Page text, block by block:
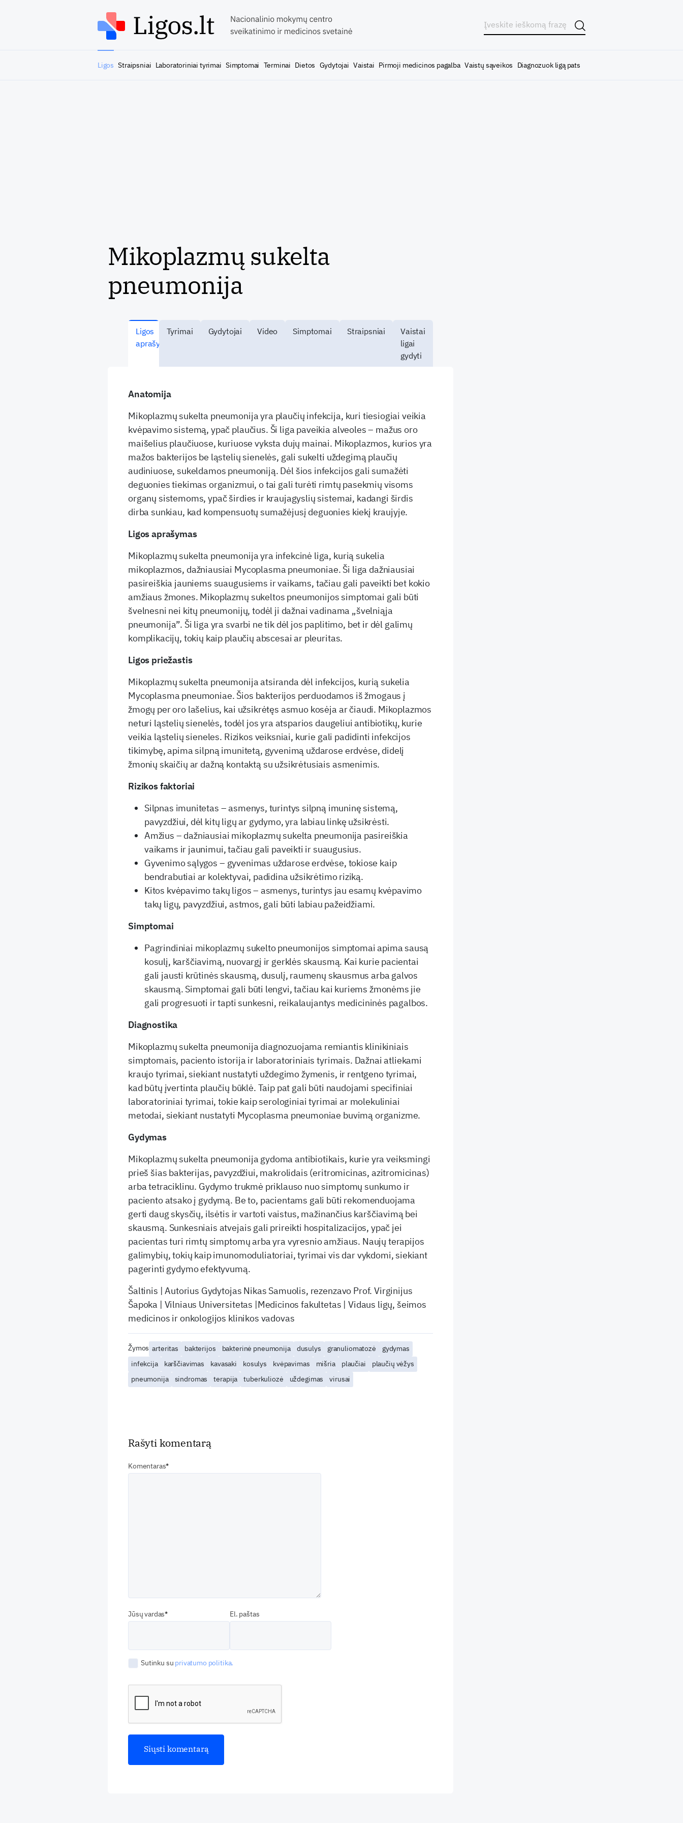
Ligos Straipsniai Laboratoriniai tyrimai Simptomai Terminai Dietos Gydytojai Vaistai Pirmoji medicinos pagalba Vaistų sąveikos Diagnozuok ligą pats
Mikoplazmų sukelta
pneumonija
Ligos
aprašymas
Tyrimai Gydytojai Video Simptomai Straipsniai
Vaistai
ligai
gydyti
Anatomija
Mikoplazmų sukelta pneumonija yra plaučių infekcija, kuri tiesiogiai veikia
kvėpavimo sistemą, ypač plaučius. Ši liga paveikia alveoles – mažus oro
maišelius plaučiuose, kuriuose vyksta dujų mainai. Mikoplazmos, kurios yra
mažos bakterijos be ląstelių sienelės, gali sukelti uždegimą plaučių
audiniuose, sukeldamos pneumoniją. Dėl šios infekcijos gali sumažėti
deguonies tiekimas organizmui, o tai gali turėti rimtų pasekmių visoms
organų sistemoms, ypač širdies ir kraujagyslių sistemai, kadangi širdis
dirba sunkiau, kad kompensuotų sumažėjusį deguonies kiekį kraujyje.
Ligos aprašymas
Mikoplazmų sukelta pneumonija yra infekcinė liga, kurią sukelia
mikoplazmos, dažniausiai Mycoplasma pneumoniae. Ši liga dažniausiai
pasireiškia jauniems suaugusiems ir vaikams, tačiau gali paveikti bet kokio
amžiaus žmones. Mikoplazmų sukeltos pneumonijos simptomai gali būti
švelnesni nei kitų pneumonijų, todėl ji dažnai vadinama „švelniąja
pneumonija”. Ši liga yra svarbi ne tik dėl jos paplitimo, bet ir dėl galimų
komplikacijų, tokių kaip plaučių abscesai ar pleuritas.
Ligos priežastis
Mikoplazmų sukelta pneumonija atsiranda dėl infekcijos, kurią sukelia
Mycoplasma pneumoniae. Šios bakterijos perduodamos iš žmogaus į
žmogų per oro lašelius, kai užsikrėtęs asmuo kosėja ar čiaudi. Mikoplazmos
neturi ląstelių sienelės, todėl jos yra atsparios daugeliui antibiotikų, kurie
veikia ląstelių sieneles. Rizikos veiksniai, kurie gali padidinti infekcijos
tikimybę, apima silpną imunitetą, gyvenimą uždarose erdvėse, didelį
žmonių skaičių ar dažną kontaktą su užsikrėtusiais asmenimis.
Rizikos faktoriai
Silpnas imunitetas – asmenys, turintys silpną imuninę sistemą,
pavyzdžiui, dėl kitų ligų ar gydymo, yra labiau linkę užsikrėsti.
Amžius – dažniausiai mikoplazmų sukelta pneumonija pasireiškia
vaikams ir jaunimui, tačiau gali paveikti ir suaugusius.
Gyvenimo sąlygos – gyvenimas uždarose erdvėse, tokiose kaip
bendrabutiai ar kolektyvai, padidina užsikrėtimo riziką.
Kitos kvėpavimo takų ligos – asmenys, turintys jau esamų kvėpavimo
takų ligų, pavyzdžiui, astmos, gali būti labiau pažeidžiami.
Simptomai
Pagrindiniai mikoplazmų sukelto pneumonijos simptomai apima sausą
kosulį, karščiavimą, nuovargį ir gerklės skausmą. Kai kurie pacientai
gali jausti krūtinės skausmą, dusulį, raumenų skausmus arba galvos
skausmą. Simptomai gali būti lengvi, tačiau kai kuriems žmonėms jie
gali progresuoti ir tapti sunkesni, reikalaujantys medicininės pagalbos.
Diagnostika
Mikoplazmų sukelta pneumonija diagnozuojama remiantis klinikiniais
simptomais, paciento istorija ir laboratoriniais tyrimais. Dažnai atliekami
kraujo tyrimai, siekiant nustatyti uždegimo žymenis, ir rentgeno tyrimai,
kad būtų įvertinta plaučių būklė. Taip pat gali būti naudojami specifiniai
laboratoriniai tyrimai, tokie kaip serologiniai tyrimai ar molekuliniai
metodai, siekiant nustatyti Mycoplasma pneumoniae buvimą organizme.
Gydymas
Mikoplazmų sukelta pneumonija gydoma antibiotikais, kurie yra veiksmingi
prieš šias bakterijas, pavyzdžiui, makrolidais (eritromicinas, azitromicinas)
arba tetraciklinu. Gydymo trukmė priklauso nuo simptomų sunkumo ir
paciento atsako į gydymą. Be to, pacientams gali būti rekomenduojama
gerti daug skysčių, ilsėtis ir vartoti vaistus, mažinančius karščiavimą bei
skausmą. Sunkesniais atvejais gali prireikti hospitalizacijos, ypač jei
pacientas turi rimtų simptomų arba yra vyresnio amžiaus. Naujų terapijos
galimybių, tokių kaip imunomoduliatoriai, tyrimai vis dar vykdomi, siekiant
pagerinti gydymo efektyvumą.
Šaltinis | Autorius Gydytojas Nikas Samuolis, rezenzavo Prof. Virginijus
Šapoka | Vilniaus Universitetas |Medicinos fakultetas | Vidaus ligų, šeimos
medicinos ir onkologijos klinikos vadovas
Žymos arteritas bakterijos bakterinė pneumonija dusulys granuliomatozė
gydymas
infekcija
karščiavimas kavasaki kosulys kvėpavimas mišria plaučiai
plaučių vėžys
pneumonija
sindromas terapija tuberkuliozė uždegimas virusai
Rašyti komentarą
Komentaras
Jūsų vardas El. paštas
Sutinku su privatumo politika.